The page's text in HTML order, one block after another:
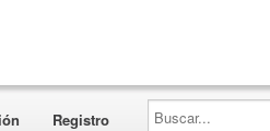
Registro
Buscar...